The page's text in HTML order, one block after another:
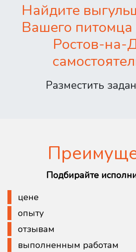
Найдите
Вашего питомца
Ростов-на-
Разместить
Подбирайте
цене
опыту
отзывам
выполненным работам